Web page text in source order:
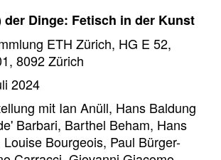
der Dinge: Fetisch in der Kunst
ETH Zürich, HG E 52,
8092 Zürich
2024
mit Ian Anüll, Hans Baldung
Barbari, Barthel Beham, Hans
Bourgeois, Paul Bürger-